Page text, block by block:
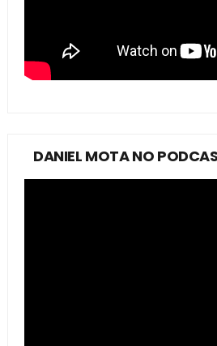
DANIEL MOTA NO